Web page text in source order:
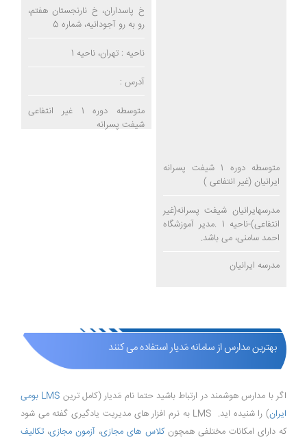
خ پاسداران، خ نارنجستان هفتم،
رو به رو آجودانیه، شماره 5
ناحیه : تهران، ناحیه 1
آدرس :
متوسطه دوره 1 غیر انتفاعی
شیفت پسرانه
متوسطه دوره 1 شیفت پسرانه
ایرانیان (غیر انتفاعی )
مدرسهایرانیان شیفت پسرانه(غیر
انتفاعی)-ناحیه 1 .مدیر آموزشگاه
احمد سامنی، می باشد.
مدرسه ایرانیان
بهترین مدارس از سامانه مَدیار استفاده می کنند
اگر با مدارس هوشمند در ارتباط باشید حتما نام مَدیار (کامل ترین
LMS بومی
ایران
) را شنیده اید. LMS به نرم افزار های مدیریت یادگیری گفته می شود
که دارای امکانات مختلفی همچونکلاس های مجازی، آزمون مجازی، تکالیف